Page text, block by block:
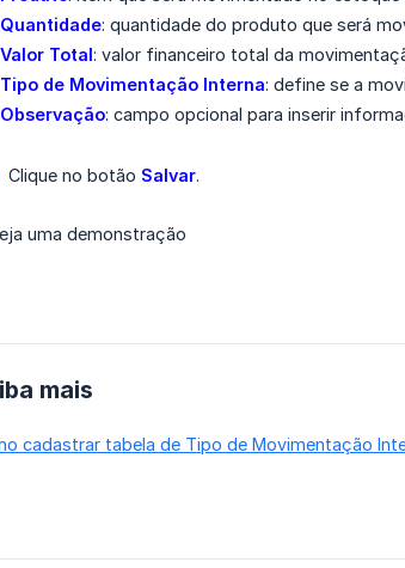
Quantidade: quantidade do produto que será
Valor Total: valor financeiro total da
Tipo de Movimentação Interna: define se a
Observação: campo opcional para inserir
Clique no botão Salvar.
mais
cadastrar tabela de Tipo de Movimentação